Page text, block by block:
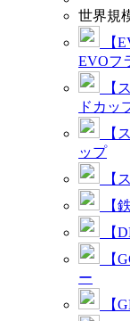
世界規
【
EVOフ
【
ドカッ
【
ップ
【
【
【
【
ー
【